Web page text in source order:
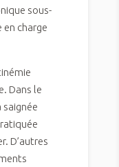
sous-
en charge
Dans le
saignée
D’autres